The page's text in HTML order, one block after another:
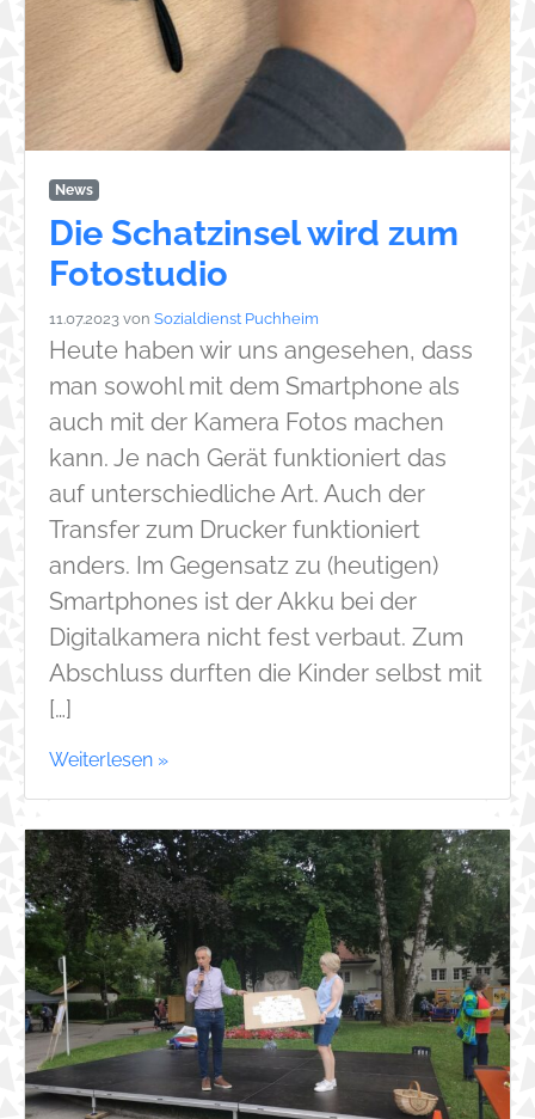
News
Die Schatzinsel wird zum
Fotostudio
11.07.2023 von Sozialdienst Puchheim
Heute haben wir uns angesehen, dass
man sowohl mit dem Smartphone als
auch mit der Kamera Fotos machen
kann. Je nach Gerät funktioniert das
auf unterschiedliche Art. Auch der
Transfer zum Drucker funktioniert
anders. Im Gegensatz zu (heutigen)
Smartphones ist der Akku bei der
Digitalkamera nicht fest verbaut. Zum
Abschluss durften die Kinder selbst mit
[…]
Weiterlesen »